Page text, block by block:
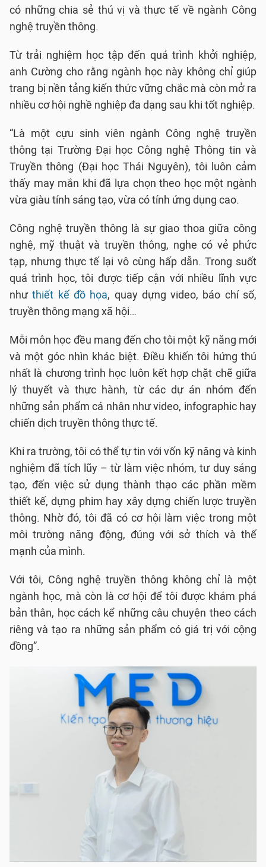
có những chia sẻ thú vị và thực tế về ngành Công
nghệ truyền thông.
Từ trải nghiệm học tập đến quá trình khởi nghiệp,
anh Cường cho rằng ngành học này không chỉ giúp
trang bị nền tảng kiến thức vững chắc mà còn mở ra
nhiều cơ hội nghề nghiệp đa dạng sau khi tốt nghiệp.
“Là một cựu sinh viên ngành Công nghệ truyền
thông tại Trường Đại học Công nghệ Thông tin và
Truyền thông (Đại học Thái Nguyên), tôi luôn cảm
thấy may mắn khi đã lựa chọn theo học một ngành
vừa giàu tính sáng tạo, vừa có tính ứng dụng cao.
Công nghệ truyền thông là sự giao thoa giữa công
nghệ, mỹ thuật và truyền thông, nghe có vẻ phức
tạp, nhưng thực tế lại vô cùng hấp dẫn. Trong suốt
quá trình học, tôi được tiếp cận với nhiều lĩnh vực
nhưthiết kế đồ họa, quay dựng video, báo chí số,
truyền thông mạng xã hội…
Mỗi môn học đều mang đến cho tôi một kỹ năng mới
và một góc nhìn khác biệt. Điều khiến tôi hứng thú
nhất là chương trình học luôn kết hợp chặt chẽ giữa
lý thuyết và thực hành, từ các dự án nhóm đến
những sản phẩm cá nhân như video, infographic hay
chiến dịch truyền thông thực tế.
Khi ra trường, tôi có thể tự tin với vốn kỹ năng và kinh
nghiệm đã tích lũy – từ làm việc nhóm, tư duy sáng
tạo, đến việc sử dụng thành thạo các phần mềm
thiết kế, dựng phim hay xây dựng chiến lược truyền
thông. Nhờ đó, tôi đã có cơ hội làm việc trong một
môi trường năng động, đúng với sở thích và thế
mạnh của mình.
Với tôi, Công nghệ truyền thông không chỉ là một
ngành học, mà còn là cơ hội để tôi được khám phá
bản thân, học cách kể những câu chuyện theo cách
riêng và tạo ra những sản phẩm có giá trị với cộng
đồng”.